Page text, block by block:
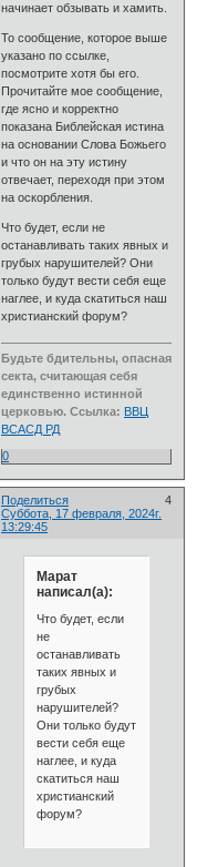
начинает обзывать и хамить.
То сообщение, которое выше
указано по ссылке,
посмотрите хотя бы его.
Прочитайте мое сообщение,
где ясно и корректно
показана Библейская истина
на основании Слова Божьего
и что он на эту истину
отвечает, переходя при этом
на оскорбления.
Что будет, если не
останавливать таких явных и
грубых нарушителей? Они
только будут вести себя еще
наглее, и куда скатиться наш
христианский форум?
Будьте бдительны, опасная
секта, считающая себя
единственно истинной
церковью. Ссылка: ВВЦ
ВСАСД РД
0
Поделиться
4
Суббота, 17 февраля, 2024г.
13:29:45
Марат
написал(а):
Что будет, если
не
останавливать
таких явных и
грубых
нарушителей?
Они только будут
вести себя еще
наглее, и куда
скатиться наш
христианский
форум?